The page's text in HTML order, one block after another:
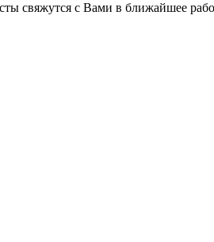
свяжутся с Вами в ближайшее